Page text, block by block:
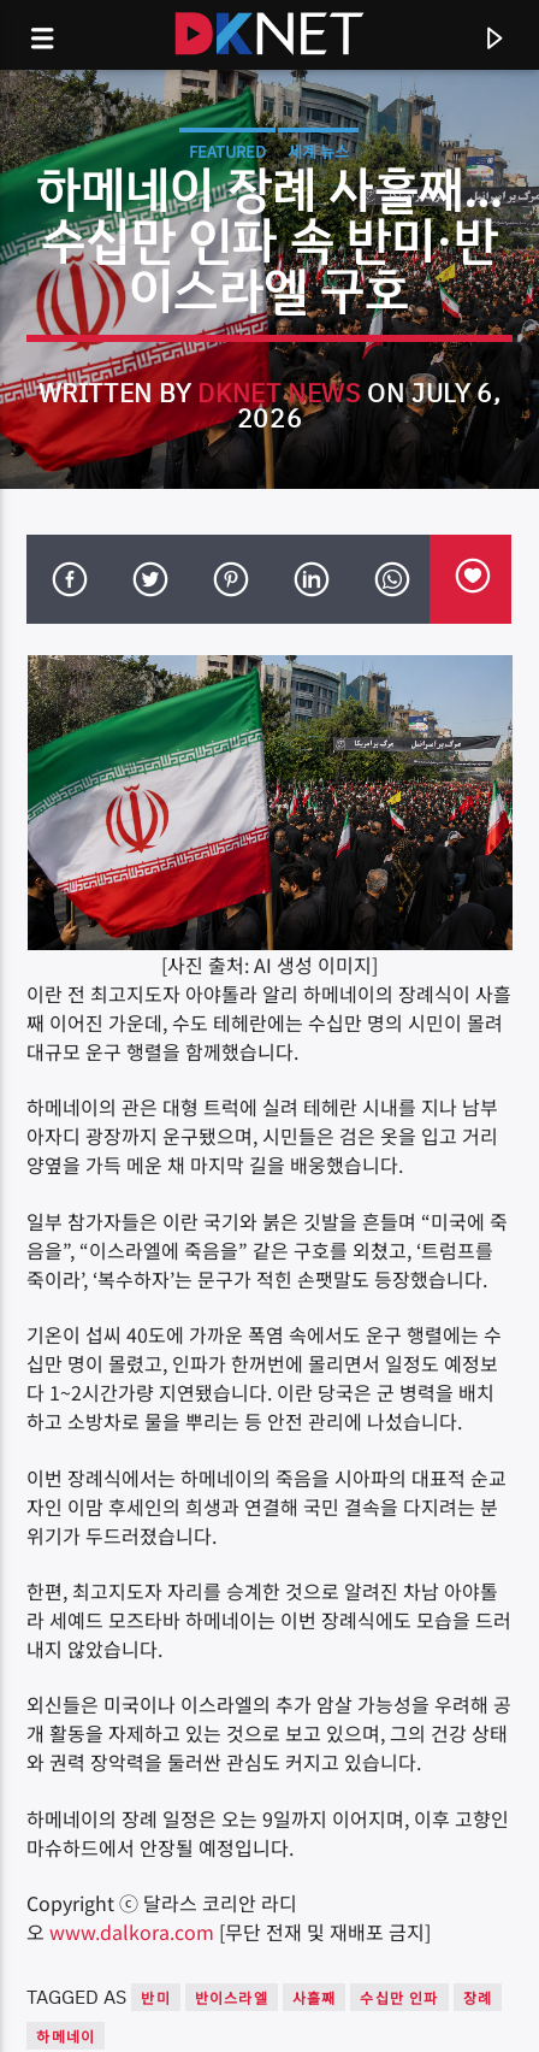
CURRENT TRACK
TITLE
DK NET Radio.co
FEATURED 세계 뉴스
하메네이 장례 사흘째…
수십만 인파 속 반미·반
이스라엘 구호
WRITTEN BY DKNET NEWS ON JULY 6,
2026
[사진 출처: AI 생성 이미지]
이란 전 최고지도자 아야톨라 알리 하메네이의 장례식이 사흘
째 이어진 가운데, 수도 테헤란에는 수십만 명의 시민이 몰려
대규모 운구 행렬을 함께했습니다.
하메네이의 관은 대형 트럭에 실려 테헤란 시내를 지나 남부
아자디 광장까지 운구됐으며, 시민들은 검은 옷을 입고 거리
양옆을 가득 메운 채 마지막 길을 배웅했습니다.
일부 참가자들은 이란 국기와 붉은 깃발을 흔들며 “미국에 죽
음을”, “이스라엘에 죽음을” 같은 구호를 외쳤고, ‘트럼프를
죽이라’, ‘복수하자’는 문구가 적힌 손팻말도 등장했습니다.
기온이 섭씨 40도에 가까운 폭염 속에서도 운구 행렬에는 수
십만 명이 몰렸고, 인파가 한꺼번에 몰리면서 일정도 예정보
다 1~2시간가량 지연됐습니다. 이란 당국은 군 병력을 배치
하고 소방차로 물을 뿌리는 등 안전 관리에 나섰습니다.
이번 장례식에서는 하메네이의 죽음을 시아파의 대표적 순교
자인 이맘 후세인의 희생과 연결해 국민 결속을 다지려는 분
위기가 두드러졌습니다.
한편, 최고지도자 자리를 승계한 것으로 알려진 차남 아야톨
라 세예드 모즈타바 하메네이는 이번 장례식에도 모습을 드러
내지 않았습니다.
외신들은 미국이나 이스라엘의 추가 암살 가능성을 우려해 공
개 활동을 자제하고 있는 것으로 보고 있으며, 그의 건강 상태
와 권력 장악력을 둘러싼 관심도 커지고 있습니다.
하메네이의 장례 일정은 오는 9일까지 이어지며, 이후 고향인
마슈하드에서 안장될 예정입니다.
Copyright ⓒ 달라스 코리안 라디
오www.dalkora.com [무단 전재 및 재배포 금지]
TAGGED AS 반미 반이스라엘 사흘째 수십만 인파
장례
하메네이